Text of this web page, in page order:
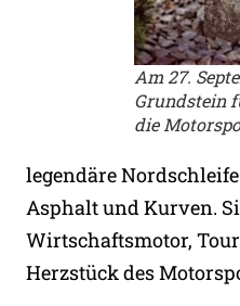
Am 27.
Grundstein
die
legendäre
Asphalt und Kurven.
Wirtschaftsmotor,
Herzstück des